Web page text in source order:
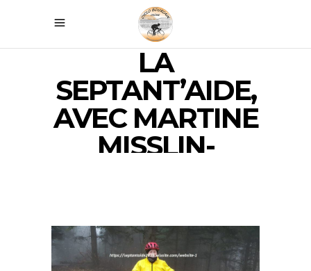
LA
SEPTANT’AIDE,
AVEC MARTINE
MISSLIN-